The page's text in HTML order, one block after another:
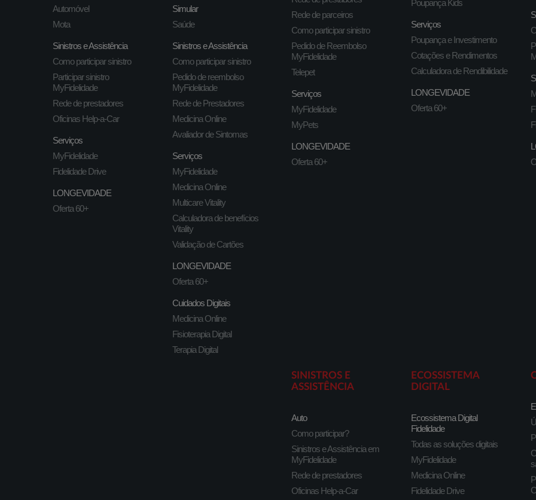
Automóvel
Mota
Sinistros e Assistência
Como participar sinistro
Participar sinistro
MyFidelidade
Rede de prestadores
Oficinas Help-a-Car
Serviços
MyFidelidade
Fidelidade Drive
LONGEVIDADE
Oferta 60+
Simular
Saúde
Sinistros e Assistência
Como participar sinistro
Pedido de reembolso
MyFidelidade
Rede de Prestadores
Medicina Online
Avaliador de Sintomas
Serviços
MyFidelidade
Medicina Online
Multicare Vitality
Calculadora de benefícios
Vitality
Validação de Cartões
LONGEVIDADE
Oferta 60+
Cuidados Digitais
Medicina Online
Fisioterapia Digital
Terapia Digital
Rede de parceiros
Como participar sinistro
Pedido de Reembolso
MyFidelidade
Telepet
Serviços
MyFidelidade
MyPets
LONGEVIDADE
Oferta 60+
Poupança Kids
Serviços
Poupança e Investimento
Cotações e Rendimentos
Calculadora de Rendibilidade
LONGEVIDADE
Oferta 60+
SINISTROS E
ASSISTÊNCIA
Auto
Como participar?
Sinistros e Assistência em
MyFidelidade
Rede de prestadores
Oficinas Help-a-Car
ECOSSISTEMA
DIGITAL
Ecossistema Digital
Fidelidade
Todas as soluções digitais
MyFidelidade
Medicina Online
Fidelidade Drive